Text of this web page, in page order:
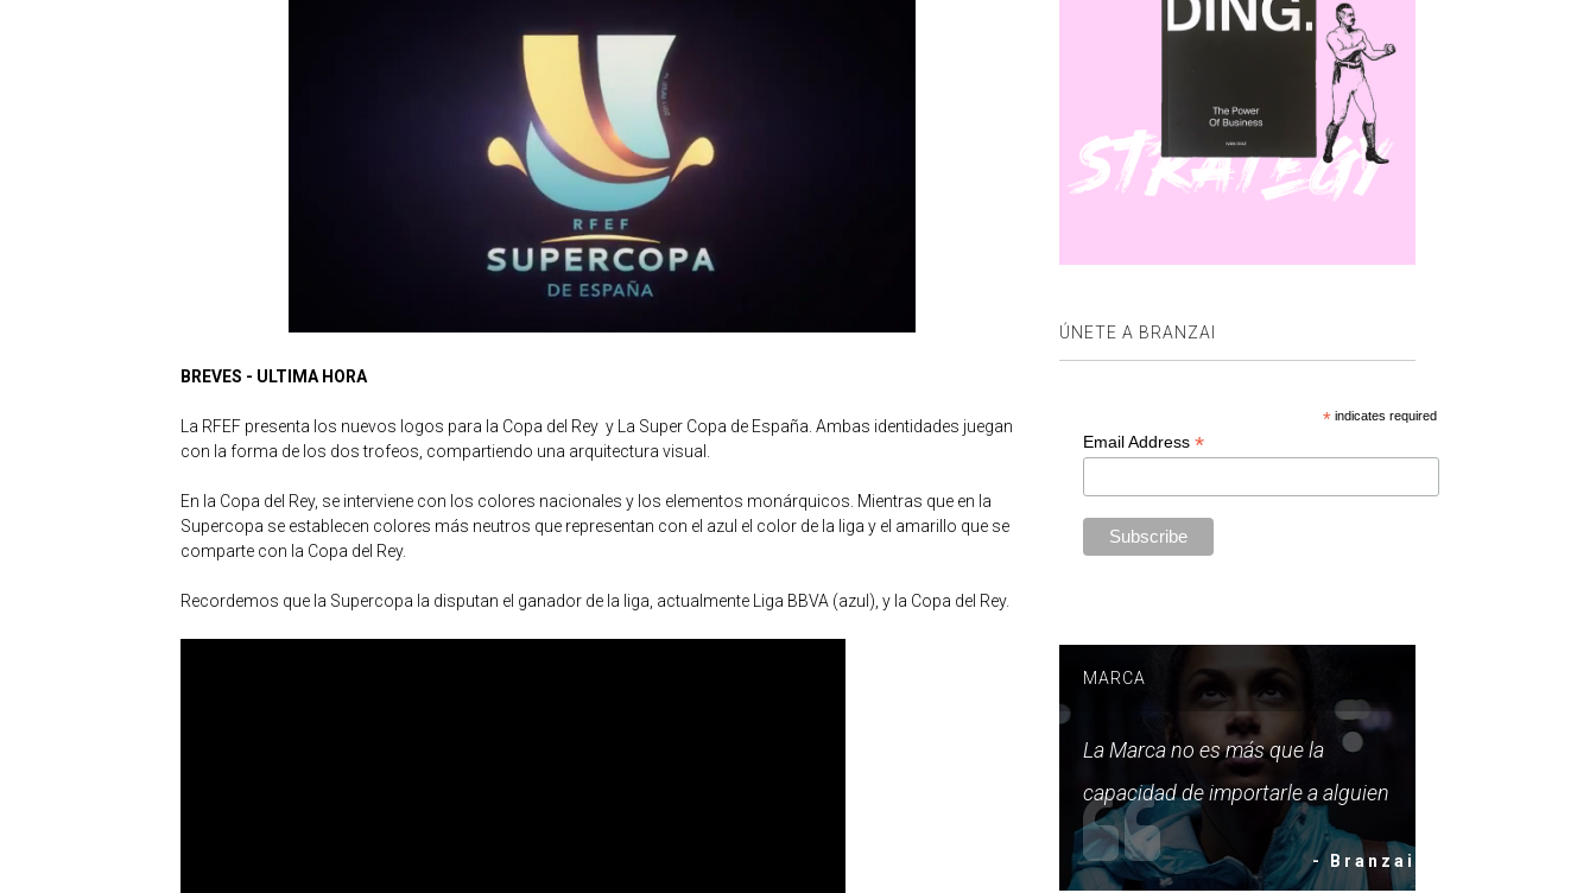
BREVES - ULTIMA HORA
La RFEF presenta los nuevos logos para la Copa del Rey y La Super Copa de España. Ambas identidades juegan
con la forma de los dos trofeos, compartiendo una arquitectura visual.
En la Copa del Rey, se interviene con los colores nacionales y los elementos monárquicos. Mientras que en la
Supercopa se establecen colores más neutros que representan con el azul el color de la liga y el amarillo que se
comparte con la Copa del Rey.
Recordemos que la Supercopa la disputan el ganador de la liga, actualmente Liga BBVA (azul), y la Copa del Rey.
ÚNETE A BRANZAI
*indicates required
Email Address *
MARCA
La Marca no es más que la
capacidad de importarle a alguien
- Branzai